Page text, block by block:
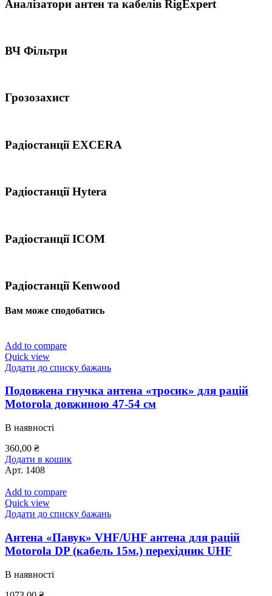
Аналізатори антен та кабелів RigExpert
ВЧ Фільтри
Грозозахист
Радіостанції EXCERA
Радіостанції Hytera
Радіостанції ICOM
Радіостанції Kenwood
Вам може сподобатись
Add to compare
Quick view
Додати до списку бажань
Подовжена гнучка антена «тросик» для рацій
Motorola довжиною 47-54 см
В наявності
360,00 ₴
Додати в кошик
Арт. 1408
Add to compare
Quick view
Додати до списку бажань
Антена «Павук» VHF/UHF антена для рацій
Motorola DP (кабель 15м.) перехідник UHF
В наявності